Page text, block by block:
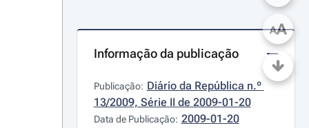
Informação da publicação
Publicação: Diário da República n.º
13/2009, Série II de 2009-01-20
Data de Publicação: 2009-01-20
AA